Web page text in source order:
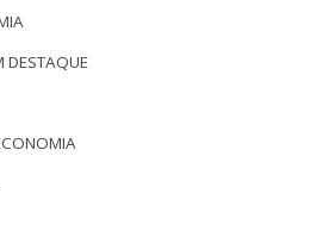
DESTAQUE